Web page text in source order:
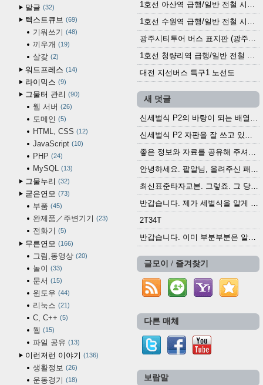
말글 32
텍스트큐브 69
기워쓰기 48
끼우개 19
살갗 2
워드프레스 14
라이믹스 9
그물터 관리 90
웹 서버 26
도메인 5
HTML, CSS 12
JavaScript 10
PHP 24
MySQL 13
그물누리 32
굳은연모 73
부품 45
완제품／주변기기 23
전화기 5
무른연모 166
그림,동영상 20
놀이 33
문서 15
윈도우 44
리눅스 21
C, C++ 5
웹 15
파일 공유 13
이런저런 이야기 136
생활정보 26
운동경기 18
대전 지선버스 특구1 노선도
새 덧글
최신표준타자교본. 그렇죠. 그 당시에 최신 표준...
2T34T
반갑습니다. 이미 부분부분은 알려진 정보들이...
글모이 / 즐겨찾기
다른 매체
보람말